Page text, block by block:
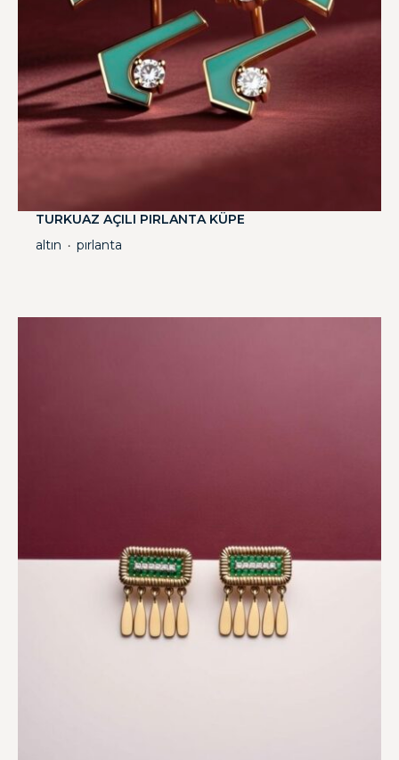
TURKUAZ AÇILI PIRLANTA KÜPE
altın ・ pırlanta